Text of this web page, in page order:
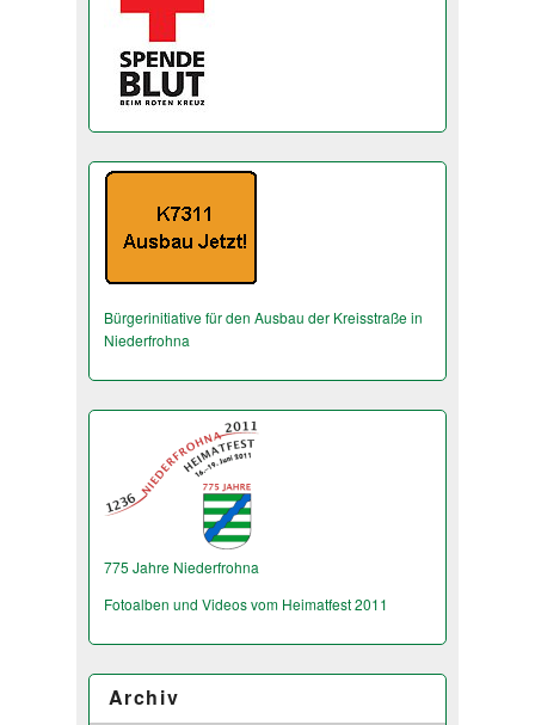
Bürgerinitiative für den Ausbau der Kreisstraße in
Niederfrohna
775 Jahre Niederfrohna
Fotoalben und Videos vom Heimatfest 2011
Archiv